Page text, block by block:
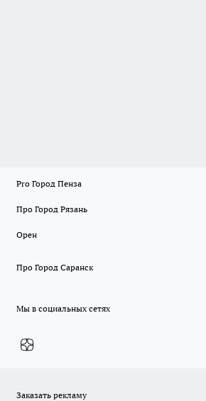
Pro Город Пенза
Про Город Рязань
Орен
Про Город Саранск
Мы в социальных сетях
Заказать рекламу